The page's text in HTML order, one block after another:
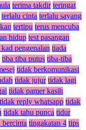
terima takdir teringat
terlalu cinta terlalu sayang
tertipu terus mencuba
hidup test pasangan
pengenalan tiada
tiba tiba putus tiba-tiba
tidak berkomunikasi
tidak jujur tidak lagi
tidak pamer kasih
tidak reply whatsapp tidak
tidak tahu punca tidur
bercinta tingakatan 4 tips